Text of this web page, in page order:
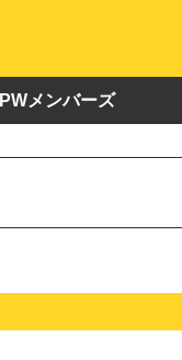
PWメンバーズ